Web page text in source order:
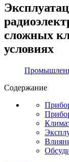
сложных
условиях
Содержание